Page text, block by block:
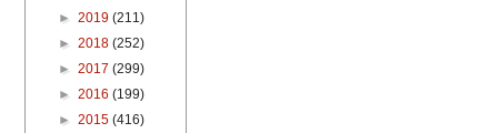
► 2019 (211)
► 2018 (252)
► 2017 (299)
► 2016 (199)
► 2015 (416)